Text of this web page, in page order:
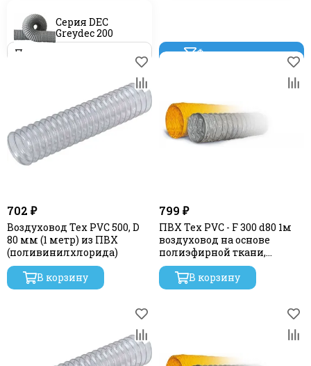
Серия DEC
Greydec 200
Фильтр товаров
702 ₽
Воздуховод Tex PVC 500, D
80 мм (1 метр) из ПВХ
(поливинилхлорида)
В корзину
799 ₽
ПВХ Tex PVC - F 300 d80 1м
воздуховод на основе
полиэфирной ткани,
пропитанной
В корзину